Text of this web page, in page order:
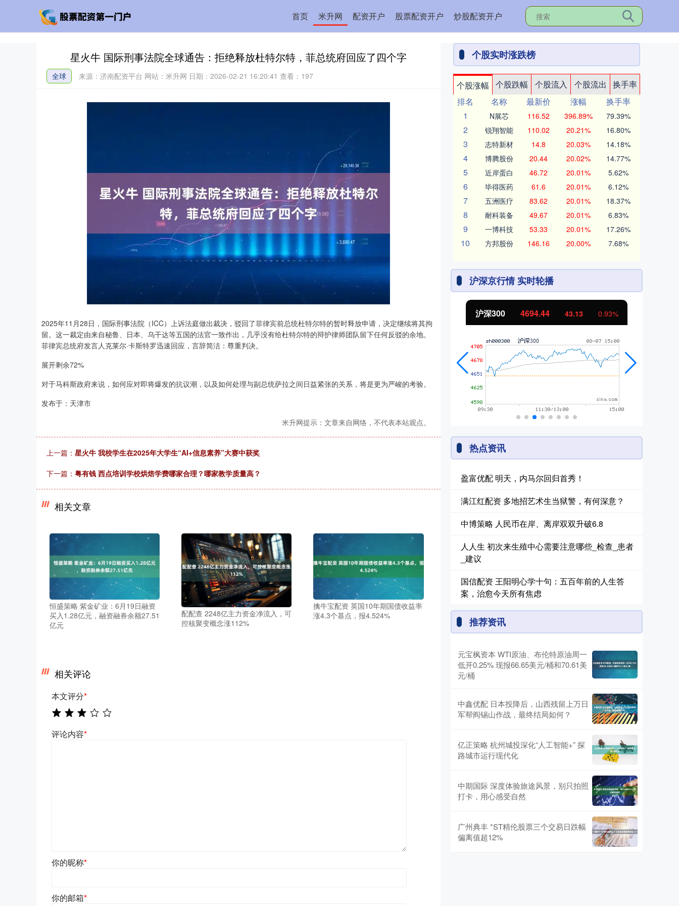
首页 米升网 配资开户 股票配资开户 炒股配资开户
星火牛 国际刑事法院全球通告：拒绝释放杜特尔特，菲总统府回应了四个字
全球 来源：济南配资平台 网站：米升网 日期：2026-02-21 16:20:41 查看：197
2025年11月28日，国际刑事法院（ICC）上诉法庭做出裁决，驳回了菲律宾前总统杜特尔特的暂时释放申请，决定继续将其拘
留。这一裁定由来自秘鲁、日本、乌干达等五国的法官一致作出，几乎没有给杜特尔特的辩护律师团队留下任何反驳的余地。
菲律宾总统府发言人克莱尔·卡斯特罗迅速回应，言辞简洁：尊重判决。
展开剩余72%
对于马科斯政府来说，如何应对即将爆发的抗议潮，以及如何处理与副总统萨拉之间日益紧张的关系，将是更为严峻的考验。
发布于：天津市
米升网提示：文章来自网络，不代表本站观点。
上一篇： 星火牛 我校学生在2025年大学生“AI+信息素养”大赛中获奖
下一篇： 粤有钱 西点培训学校烘焙学费哪家合理？哪家教学质量高？
相关文章
恒盛策略 紫金矿业：6月19日融资
买入1.28亿元，融资融券余额27.51
亿元
配配查 2248亿主力资金净流入，可
控核聚变概念涨112%
擒牛宝配资 英国10年期国债收益率
涨4.3个基点，报4.524%
相关评论
本文评分*
评论内容*
你的昵称*
你的邮箱*
个股实时涨跌榜
个股涨幅 个股跌幅 个股流入 个股流出
换手率
排名
名称 最新价 涨幅
换手率
1
N展芯 116.52 396.89% 79.39%
2 锐翔智能 110.02 20.21% 16.80%
3 志特新材 14.8 20.03% 14.18%
4 博腾股份 20.44 20.02% 14.77%
5 近岸蛋白 46.72 20.01% 5.62%
6 毕得医药 61.6 20.01% 6.12%
7 五洲医疗 83.62 20.01% 18.37%
8 耐科装备 49.67 20.01% 6.83%
9 一博科技 53.33 20.01% 17.26%
10 方邦股份 146.16 20.00% 7.68%
沪深京行情 实时轮播
沪深300 4694.44 43.13 0.93%
热点资讯
盈富优配 明天，内马尔回归首秀！
满江红配资 多地招艺术生当狱警，有何深意？
中博策略 人民币在岸、离岸双双升破6.8
人人生 初次来生殖中心需要注意哪些_检查_患者
_建议
国信配资 王阳明心学十句：五百年前的人生答
案，治愈今天所有焦虑
推荐资讯
元宝枫资本 WTI原油、布伦特原油周一
低开0.25% 现报66.65美元/桶和70.61美
元/桶
中鑫优配 日本投降后，山西残留上万日
军帮阎锡山作战，最终结局如何？
亿正策略 杭州城投深化“人工智能+” 探
路城市运行现代化
中期国际 深度体验旅途风景，别只拍照
打卡，用心感受自然
广州典丰 *ST精伦股票三个交易日跌幅
偏离值超12%